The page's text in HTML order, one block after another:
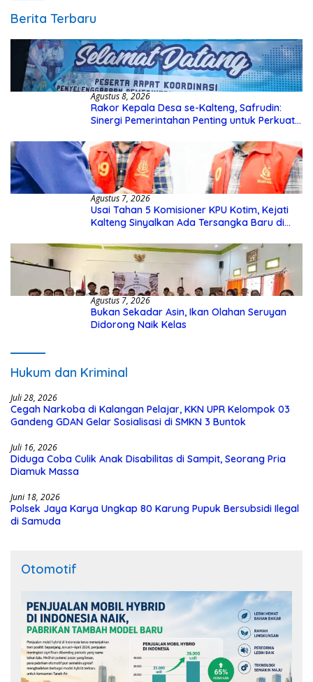
Berita Terbaru
Agustus 8, 2026
Rakor Kepala Desa se-Kalteng, Safrudin:
Sinergi Pemerintahan Penting untuk Perkuat
Agustus 7, 2026
Usai Tahan 5 Komisioner KPU Kotim, Kejati
Kalteng Sinyalkan Ada Tersangka Baru di
Agustus 7, 2026
Bukan Sekadar Asin, Ikan Olahan Seruyan
Didorong Naik Kelas
Hukum dan Kriminal
Juli 28, 2026
Cegah Narkoba di Kalangan Pelajar, KKN UPR Kelompok 03
Gandeng GDAN Gelar Sosialisasi di SMKN 3 Buntok
Juli 16, 2026
Diduga Coba Culik Anak Disabilitas di Sampit, Seorang Pria
Diamuk Massa
Juni 18, 2026
Polsek Jaya Karya Ungkap 80 Karung Pupuk Bersubsidi Ilegal
di Samuda
Otomotif